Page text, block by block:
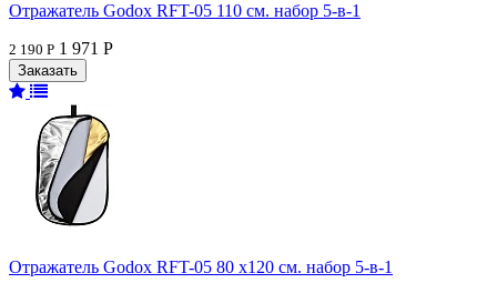
Отражатель Godox RFT-05 110 см. набор 5-в-1
2 190 Р 1 971 Р
Отражатель Godox RFT-05 80 x120 см. набор 5-в-1